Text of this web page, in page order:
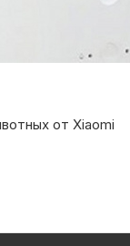
от Xiaomi